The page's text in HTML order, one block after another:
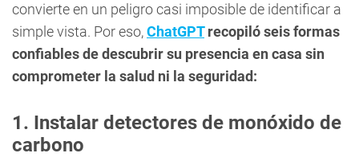
convierte en un peligro casi imposible de identificar a
simple vista. Por eso,ChatGPTrecopiló seis formas
confiables de descubrir su presencia en casa sin
comprometer la salud ni la seguridad:
1. Instalar detectores de monóxido de
carbono